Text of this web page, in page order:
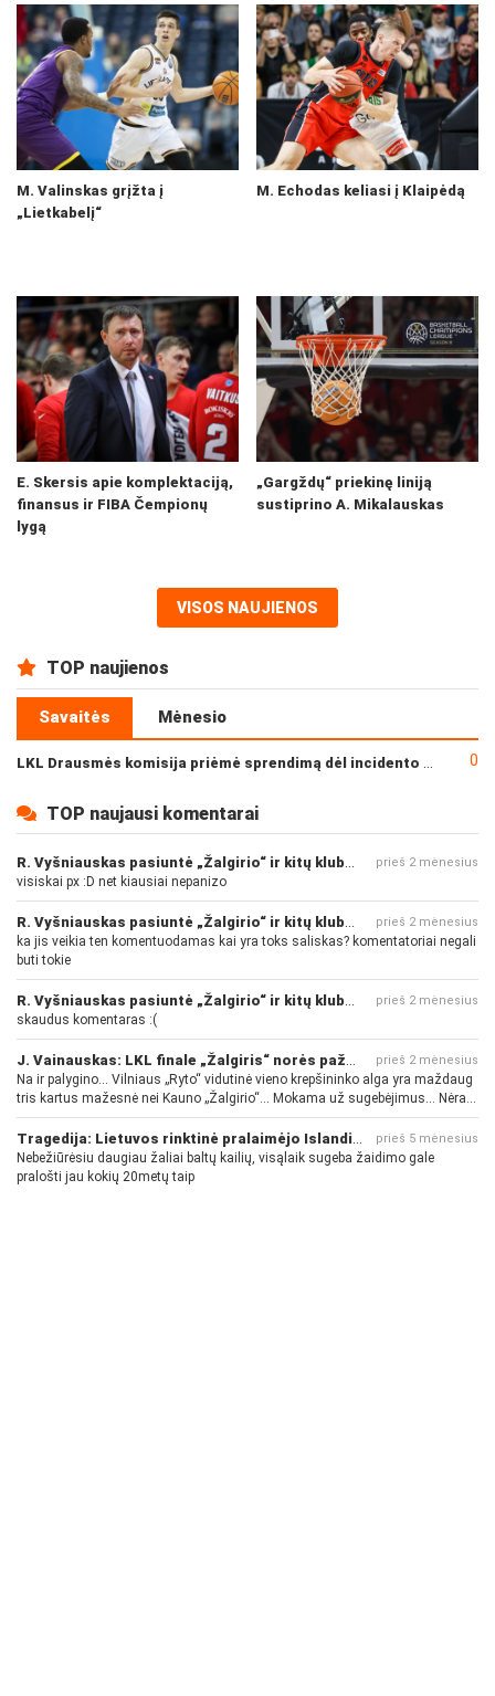
M. Valinskas grįžta į
„Lietkabelį“
M. Echodas keliasi į Klaipėdą
E. Skersis apie komplektaciją,
finansus ir FIBA Čempionų
lygą
„Gargždų“ priekinę liniją
sustiprino A. Mikalauskas
VISOS NAUJIENOS
TOP naujienos
Savaitės Mėnesio
0
TOP naujausi komentarai
R. Vyšniauskas pasiuntė „Žalgirio“ ir kitų klubų fanus prieš 2 mėnesius
visiskai px :D net kiausiai nepanizo
R. Vyšniauskas pasiuntė „Žalgirio“ ir kitų klubų fanus prieš 2 mėnesius
ka jis veikia ten komentuodamas kai yra toks saliskas? komentatoriai negali
buti tokie
R. Vyšniauskas pasiuntė „Žalgirio“ ir kitų klubų fanus prieš 2 mėnesius
skaudus komentaras :(
J. Vainauskas: LKL finale „Žalgiris“ norės pažeminti „Rytą“ prieš 2 mėnesius
Na ir palygino... Vilniaus „Ryto“ vidutinė vieno krepšininko alga yra maždaug
tris kartus mažesnė nei Kauno „Žalgirio“... Mokama už sugebėjimus... Nėra
pinigų - nėra gerų žaidėjų...
Tragedija: Lietuvos rinktinė pralaimėjo Islandijai prieš 5 mėnesius
Nebežiūrėsiu daugiau žaliai baltų kailių, visąlaik sugeba žaidimo gale
pralošti jau kokių 20metų taip